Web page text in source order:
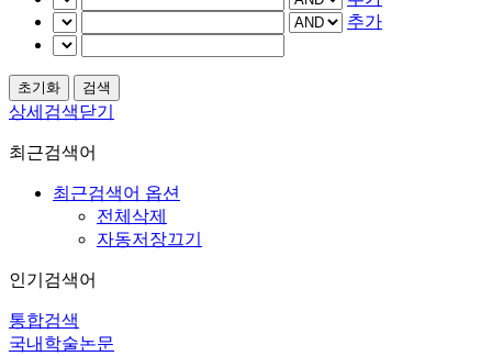
추가
상세검색닫기
최근검색어
최근검색어 옵션
전체삭제
자동저장끄기
인기검색어
통합검색
국내학술논문